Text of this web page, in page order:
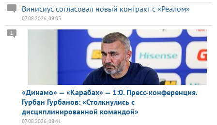
Винисиус согласовал новый контракт с «Реалом»
07.08.2026, 09:05
«Динамо» — «Карабах» — 1:0. Пресс-конференция.
Гурбан Гурбанов: «Столкнулись с
дисциплинированной командой»
1
07.08.2026, 08:41